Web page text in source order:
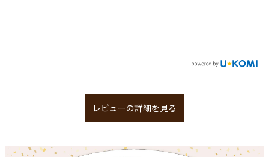
レビューの詳細を見る